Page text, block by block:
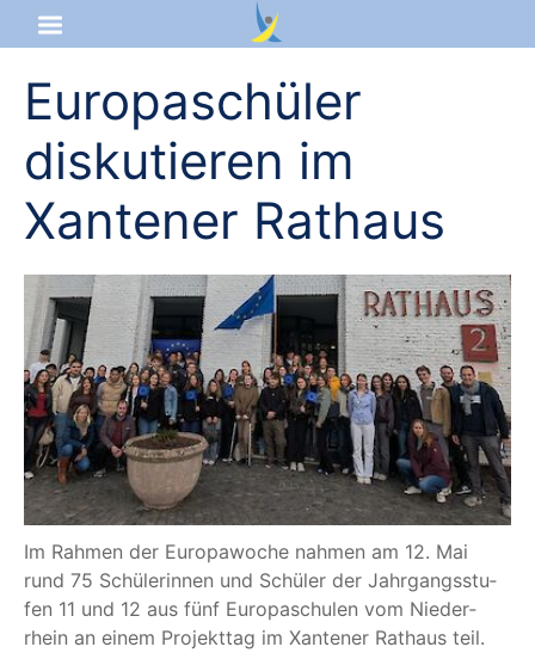
Startseite
Aktuelles
Das sind wir
Lernangebot
Service & Infos
Europaschüler
diskutieren im
Xantener Rathaus
Im Rah­men der Euro­pa­wo­che nah­men am 12. Mai
rund 75 Schü­le­rin­nen und Schü­ler der Jahr­gangs­stu­
fen 11 und 12 aus fünf Euro­pa­schu­len vom Nie­der­
rhein an einem Pro­jekt­tag im Xan­te­ner Rat­haus teil.